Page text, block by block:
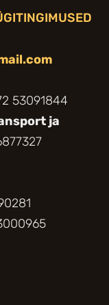
53091844
ja